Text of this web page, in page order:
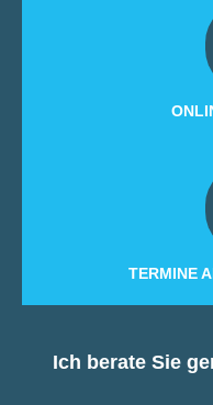
TERMINE
Ich berate Sie